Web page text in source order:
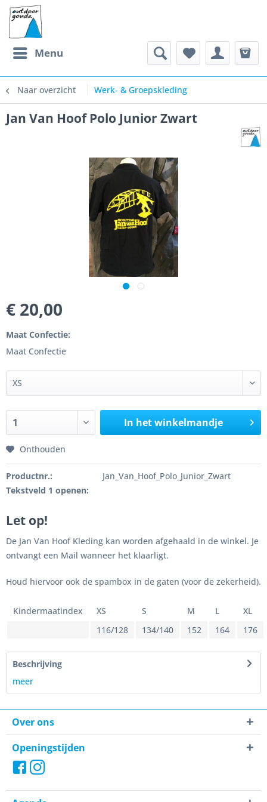
Menu
Naar overzicht Werk- & Groepskleding
Jan Van Hoof Polo Junior Zwart
€ 20,00
Maat Confectie:
Maat Confectie
In het winkelmandje
Onthouden
Productnr.:
Jan_Van_Hoof_Polo_Junior_Zwart
Tekstveld 1 openen:
Let op!
De Jan Van Hoof Kleding kan worden afgehaald in de winkel. Je
ontvangt een Mail wanneer het klaarligt.
Houd hiervoor ook de spambox in de gaten (voor de zekerheid).
Kindermaatindex XS S M L
XL
116/128
134/140 152 164 176
Beschrijving
meer
Over ons
Openingstijden